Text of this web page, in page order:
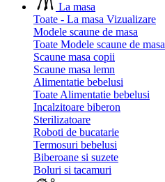
La masa
Toate - La masa Vizualizare
Modele scaune de masa
Toate Modele scaune de masa
Scaune masa copii
Scaune masa lemn
Alimentatie bebelusi
Toate Alimentatie bebelusi
Incalzitoare biberon
Sterilizatoare
Roboti de bucatarie
Termosuri bebelusi
Biberoane si suzete
Boluri si tacamuri